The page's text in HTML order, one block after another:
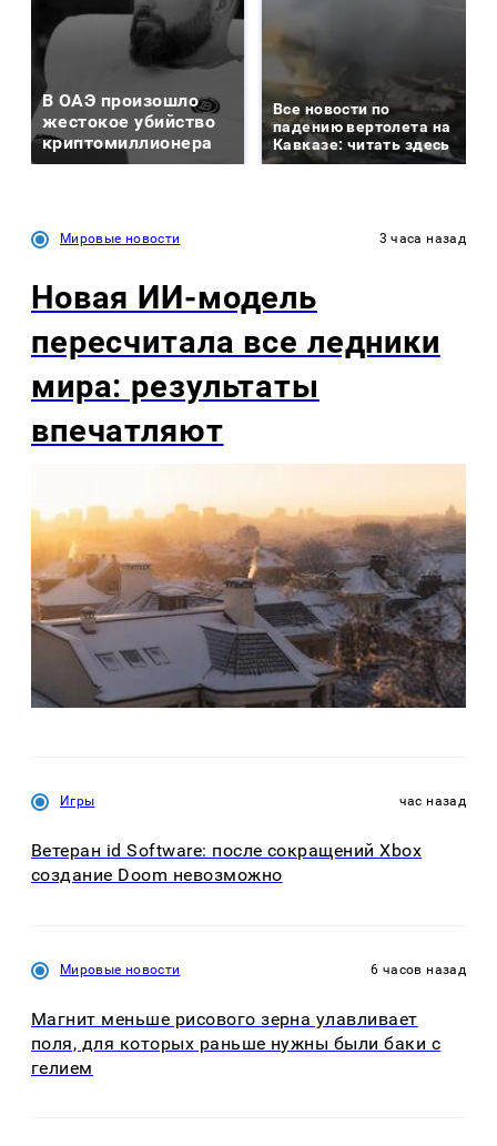
В ОАЭ произошло
жестокое убийство
криптомиллионера
Все новости по
падению вертолета на
Кавказе: читать здесь
Мировые новости 3 часа назад
Новая ИИ-модель
пересчитала все ледники
мира: результаты
впечатляют
Игры час назад
Ветеран id Software: после сокращений Xbox
создание Doom невозможно
Мировые новости 6 часов назад
Магнит меньше рисового зерна улавливает
поля, для которых раньше нужны были баки с
гелием